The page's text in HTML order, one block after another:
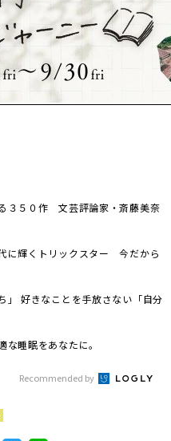
３５０作 文芸評論家・斎藤美奈
に輝くトリックスター 今だから
」 好きなことを手放さない「自分
な睡眠をあなたに。
Recommended by